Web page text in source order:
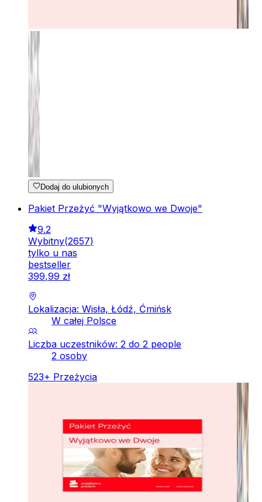
Dodaj do ulubionych
Pakiet Przeżyć "Wyjątkowo we Dwoje"
9.2
Wybitny(2657)
tylko u nas
bestseller
399,99 zł
Lokalizacja: Wisła, Łódź, Ćmińsk
W całej Polsce
Liczba uczestników: 2 do 2 people
2 osoby
523+ Przeżycia